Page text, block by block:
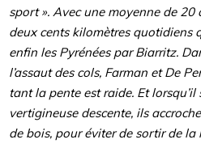
sport ». Avec une moyenne de 20
deux cents kilomètres quotidiens
enfin les Pyrénées par Biarritz.
l’assaut des cols, Farman et De
tant la pente est raide. Et lorsqu’il
vertigineuse descente, ils
de bois, pour éviter de sortir de la